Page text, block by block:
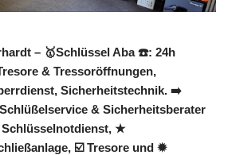
– 🥇Schlüssel Aba ☎️: 24h
& Tressoröffnungen,
Sicherheitstechnik. ➡️
& Sicherheitsberater
★
☑️ Tresore und ✹